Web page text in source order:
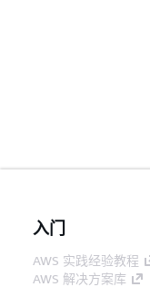
入门
AWS 实践经验教程
AWS 解决方案库